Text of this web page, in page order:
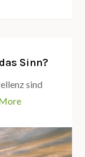
Sinn?
sind